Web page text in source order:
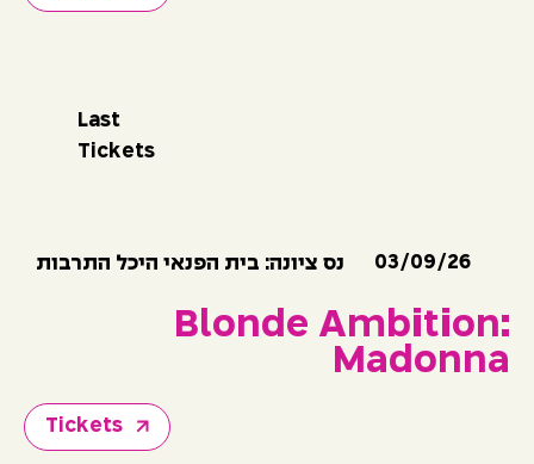
Last
Tickets
נס ציונה: בית הפנאי היכל התרבות 03/09/26
Blonde Ambition:
Madonna
Tickets